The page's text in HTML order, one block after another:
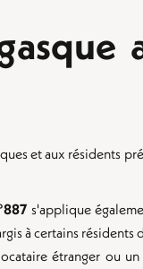
et aux résidents
s'applique
à certains
étranger ou